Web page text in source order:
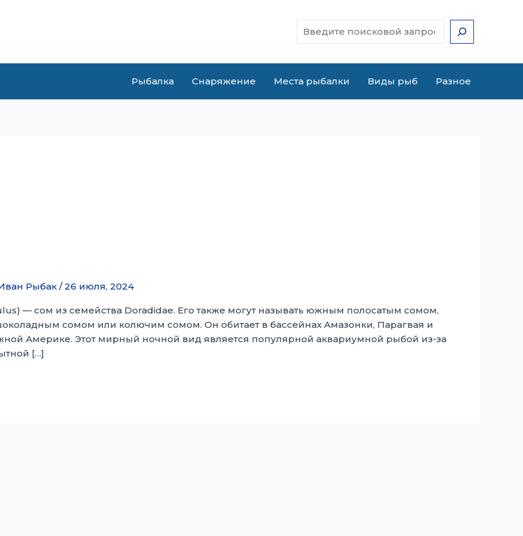
Рыбалка Снаряжение Места рыбалки Виды рыб Разное
Рыбак /26 июля, 2024
— сом из семейства Doradidae. Его также могут называть южным полосатым сомом,
сомом или колючим сомом. Он обитает в бассейнах Амазонки, Парагвая и
Америке. Этот мирный ночной вид является популярной аквариумной рыбой из-за
[…]